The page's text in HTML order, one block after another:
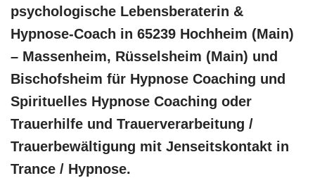
psychologische Lebensberaterin &
Hypnose-Coach in 65239 Hochheim (Main)
– Massenheim, Rüsselsheim (Main) und
Bischofsheim für Hypnose Coaching und
Spirituelles Hypnose Coaching oder
Trauerhilfe und Trauerverarbeitung /
Trauerbewältigung mit Jenseitskontakt in
Trance / Hypnose.